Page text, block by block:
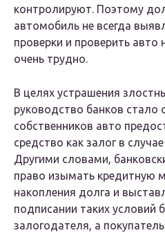
контролируют. Поэтому
автомобиль не всегда
проверки и проверить авто
очень трудно.
В целях устрашения
руководство банков стало
собственников авто
средство как залог в
Другими словами,
право изымать кредитную
накопления долга и
подписании таких условий
залогодателя, а